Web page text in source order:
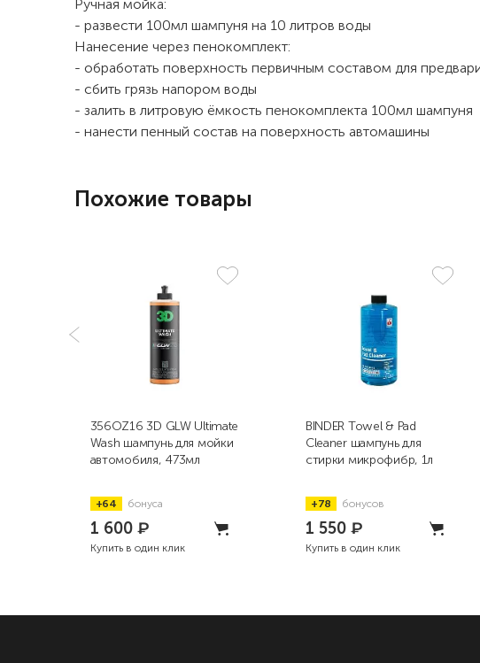
Ручная мойка:
- развести 100мл шампуня на 10 литров воды
Нанесение через пенокомплект:
- обработать поверхность первичным составом для
- сбить грязь напором воды
- залить в литровую ёмкость пенокомплекта 100мл шампуня
- нанести пенный состав на поверхность автомашины
Похожие товары
356OZ16 3D GLW Ultimate
Wash шампунь для мойки
автомобиля, 473мл
+64 бонуса
1 600 ₽
Купить в один клик
BINDER Towel & Pad
Cleaner шампунь для
стирки микрофибр, 1л
+78 бонусов
1 550 ₽
Купить в один клик